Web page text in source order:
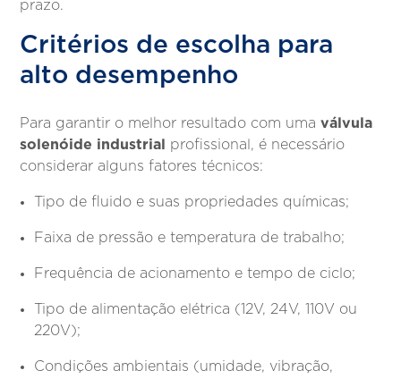
prazo.
Critérios de escolha para
alto desempenho
Para garantir o melhor resultado com uma válvula
solenóide industrial profissional, é necessário
considerar alguns fatores técnicos:
Tipo de fluido e suas propriedades químicas;
Faixa de pressão e temperatura de trabalho;
Frequência de acionamento e tempo de ciclo;
Tipo de alimentação elétrica (12V, 24V, 110V ou
220V);
Condições ambientais (umidade, vibração,